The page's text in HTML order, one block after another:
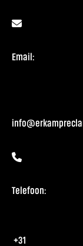
Email:
Telefoon:
+31